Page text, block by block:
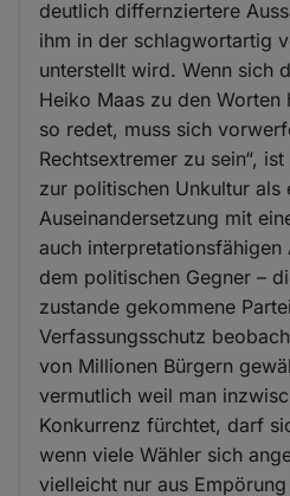
deutlich differnziertere
ihm in der schlagwortartig
unterstellt wird. Wenn sich
Heiko Maas zu den Worten
so redet, muss sich
Rechtsextremer zu sein“,
zur politischen Unkultur als
Auseinandersetzung mit
auch
dem politischen Gegner –
zustande gekommene
Verfassungsschutz
von Millionen Bürgern
vermutlich weil man
Konkurrenz fürchtet, darf
wenn viele Wähler sich
vielleicht nur aus